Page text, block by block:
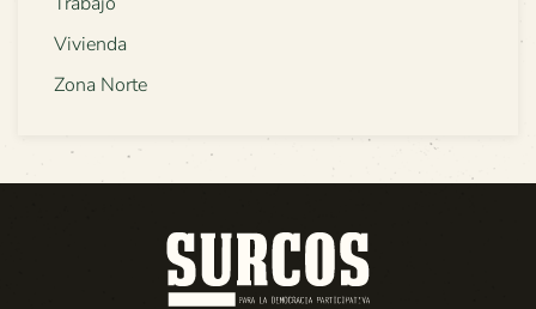
Vivienda
Zona Norte